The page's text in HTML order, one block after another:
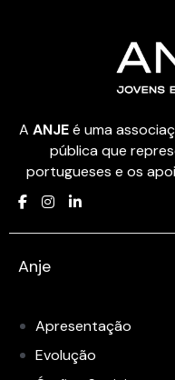
A ANJEé uma
pública que
portugueses e os
Anje
Apresentação
Evolução